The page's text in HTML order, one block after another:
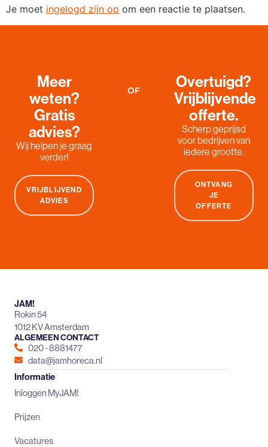
Je moet ingelogd zijn op om een reactie te plaatsen.
Meer
weten?
Gratis
advies?
Wij helpen je graag
verder!
VRIJBLIJVEND
ADVIES
OF
Overtuigd?
Vrijblijvende
offerte.
Scherp geprijsd
voor bedrijven van
iedere grootte.
ONTVANG
JE
OFFERTE
JAM!
Rokin 54
1012 KV Amsterdam
ALGEMEEN CONTACT
020 - 8881477
data@jamhoreca.nl
Informatie
Inloggen MyJAM!
Prijzen
Vacatures